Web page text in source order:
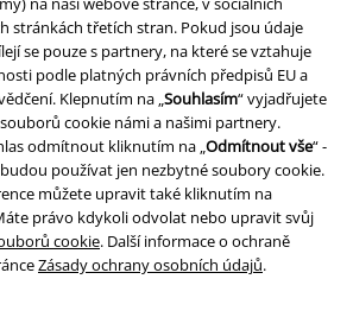
stránkách třetích stran. Pokud jsou údaje
se pouze s partnery, na které se vztahuje
podle platných právních předpisů EU a
Klepnutím na „Souhlasím“ vyjadřujete
cookie námi a našimi partnery.
odmítnout kliknutím na „Odmítnout vše“ -
používat jen nezbytné soubory cookie.
můžete upravit také kliknutím na
právo kdykoli odvolat nebo upravit svůj
cookie. Další informace o ochraně
Zásady ochrany osobních údajů.
životního prostředí